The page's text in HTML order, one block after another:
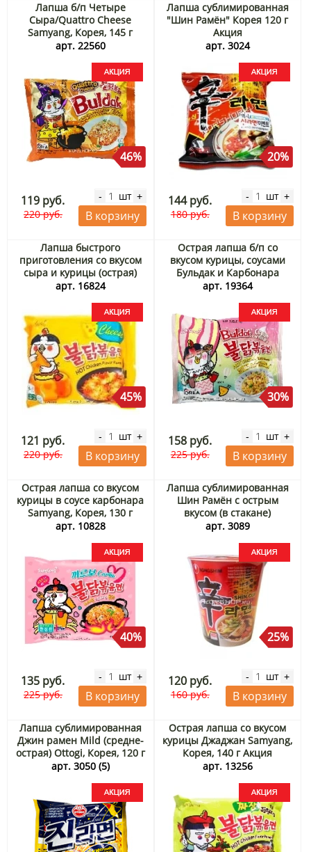
Лапша б/п Четыре
Сыра/Quattro Cheese
Samyang, Корея, 145 г
Акция
арт. 22560
46%
119 руб.
220 руб.
- шт +
В корзину
Лапша сублимированная
"Шин Рамён" Корея 120 г
Акция
арт. 3024
20%
144 руб.
180 руб.
- шт +
В корзину
Лапша быстрого
приготовления со вкусом
сыра и курицы (острая)
Samyang, Корея, 140 г
арт. 16824
45%
121 руб.
220 руб.
- шт +
В корзину
Острая лапша б/п со
вкусом курицы, соусами
Бульдак и Карбонара
Samyang м/у, Корея, 140 г
арт. 19364
30%
158 руб.
225 руб.
- шт +
В корзину
Острая лапша со вкусом
курицы в соусе карбонара
Samyang, Корея, 130 г
Акция
арт. 10828
40%
135 руб.
225 руб.
- шт +
В корзину
Лапша сублимированная
Шин Рамён с острым
вкусом (в стакане)
Nongshim, Корея 68 г
арт. 3089
25%
120 руб.
160 руб.
- шт +
В корзину
Лапша сублимированная
Джин рамен Mild (средне-
острая) Ottogi, Корея, 120 г
Акция
арт. 3050 (5)
Острая лапша со вкусом
курицы Джаджан Samyang,
Корея, 140 г Акция
арт. 13256